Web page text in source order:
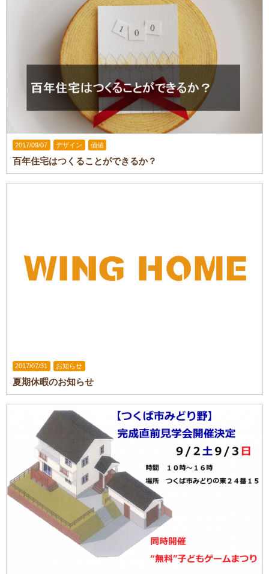
2017/09/07 デザイン 価値
百年住宅はつくることができるか？
2017/07/31 お知らせ
夏期休暇のお知らせ